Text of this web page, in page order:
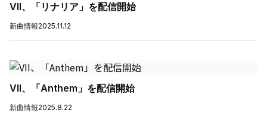
VII、「リナリア」を配信開始
新曲情報2025.11.12
VII、「Anthem」を配信開始
新曲情報2025.8.22